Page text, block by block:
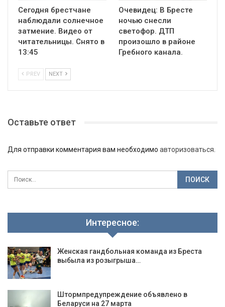
Сегодня брестчане
наблюдали солнечное
затмение. Видео от
читательницы. Снято в
13:45
Очевидец: В Бресте
ночью снесли
светофор. ДТП
произошло в районе
Гребного канала.
PREV NEXT
Оставьте ответ
Для отправки комментария вам необходимо авторизоваться.
Интересное:
Женская гандбольная команда из Бреста
выбыла из розыгрыша…
Штормпредупреждение объявлено в
Беларуси на 27 марта